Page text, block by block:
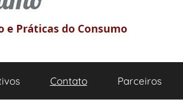
Contato Parceiros